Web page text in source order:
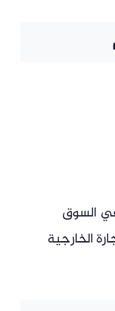
في السوق
الخارجية